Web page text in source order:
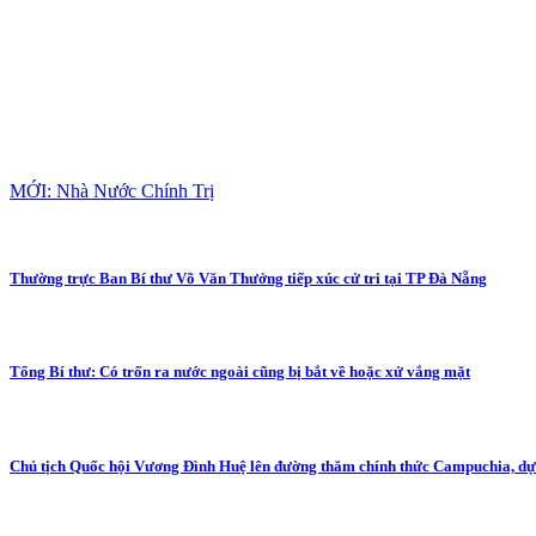
MỚI: Nhà Nước Chính Trị
Thường trực Ban Bí thư Võ Văn Thưởng tiếp xúc cử tri tại TP Đà Nẵng
Tổng Bí thư: Có trốn ra nước ngoài cũng bị bắt về hoặc xử vắng mặt
Chủ tịch Quốc hội Vương Đình Huệ lên đường thăm chính thức Campuchia,